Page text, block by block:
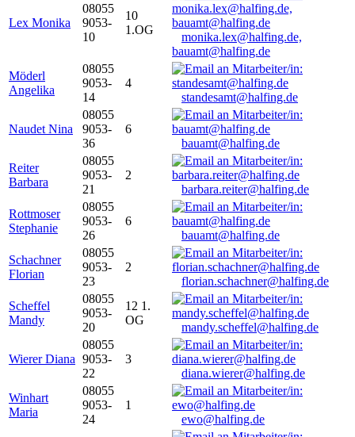
Lex Monika
08055
9053-
10
10
1.OG
monika.lex@halfing.de,
bauamt@halfing.de
Möderl
Angelika
08055
9053-
14
4
standesamt@halfing.de
Naudet Nina
08055
9053-
36
6
bauamt@halfing.de
Reiter
Barbara
08055
9053-
21
2
barbara.reiter@halfing.de
Rottmoser
Stephanie
08055
9053-
26
6
bauamt@halfing.de
Schachner
Florian
08055
9053-
23
2
florian.schachner@halfing.de
Scheffel
Mandy
08055
9053-
20
12 1.
OG
mandy.scheffel@halfing.de
Wierer Diana
08055
9053-
22
3
diana.wierer@halfing.de
Winhart
Maria
08055
9053-
24
1
ewo@halfing.de